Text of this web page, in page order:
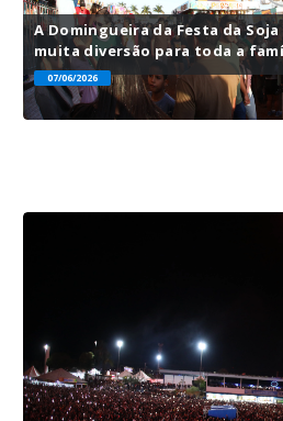
A Domingueira da Festa da
muita diversão para toda a
07/06/2026